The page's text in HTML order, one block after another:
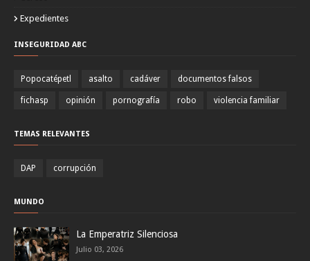
Expedientes
INSEGURIDAD ABC
Popocatépetl asalto cadáver documentos falsos
fichasp opinión pornografía robo violencia familiar
TEMAS RELEVANTES
DAP corrupción
MUNDO
La Emperatriz Silenciosa
Julio 03, 2026